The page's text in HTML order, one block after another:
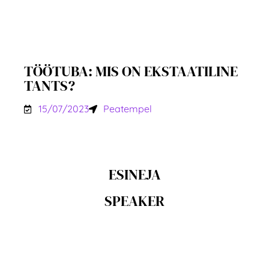
TÖÖTUBA: MIS ON EKSTAATILINE
TANTS?
15/07/2023 Peatempel
ESINEJA
SPEAKER